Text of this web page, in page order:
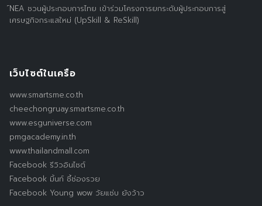
์NEA ชวนผู้ประกอบการไทย เข้าร่วมโครงการยกระดับผู้ประกอบการสู่
เศรษฐกิจกระแสใหม่ (UpSkill & ReSkill)
เว็บไซต์ในเครือ
www.smartsme.co.th
cheechongruay.smartsme.co.th
www.esguniverse.com
pmgacademy.in.th
www.thailandmall.com
Facebook รีวิวอินไซต์
Facebook มิ้นท์ ชี้ช่องรวย
Facebook Young wow วัยแซ่บ ยังว้าว